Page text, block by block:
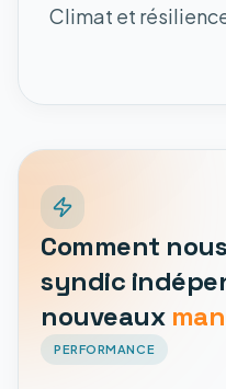
Climat et
Comment
syndic
nouveaux
PERFORMANCE